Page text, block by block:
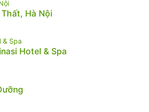
Hà Nội
Hotel & Spa